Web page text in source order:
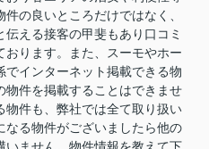
の良いところだけではなく、
える接客の甲斐もあり口コミ
おります。また、スーモやホー
でインターネット掲載できる物
物件を掲載することはできませ
物件も、弊社では全て取り扱い
なる物件がございましたら他の